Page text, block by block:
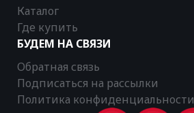
Каталог
Где купить
БУДЕМ НА СВЯЗИ
Обратная связь
Подписаться на рассылки
Политика конфиденциальности